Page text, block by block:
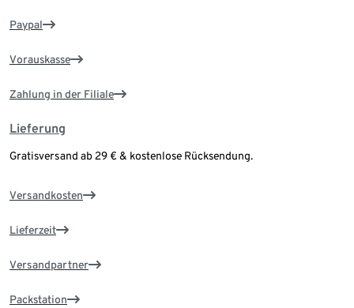
Paypal
Vorauskasse
Zahlung in der Filiale
Lieferung
Gratisversand ab 29 € & kostenlose Rücksendung.
Versandkosten
Lieferzeit
Versandpartner
Packstation